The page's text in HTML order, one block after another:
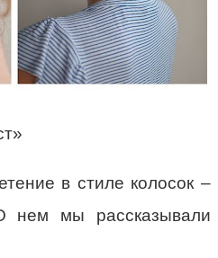
в стиле колосок –
нем мы рассказывали